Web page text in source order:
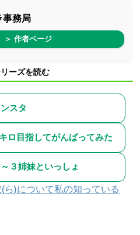
事務局
＞ 作者ページ
ーズを読む
スタ
ロ目指してがんばってみた
３姉妹といっしょ
ら)について私の知っている